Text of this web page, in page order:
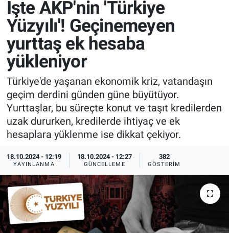
İşte AKP'nin 'Türkiye
Yüzyılı'! Geçinemeyen
yurttaş ek hesaba
yükleniyor
Türkiye'de yaşanan ekonomik kriz, vatandaşın
geçim derdini günden güne büyütüyor.
Yurttaşlar, bu süreçte konut ve taşıt kredilerden
uzak dururken, kredilerde ihtiyaç ve ek
hesaplara yüklenme ise dikkat çekiyor.
18.10.2024 - 12:19
YAYINLANMA
18.10.2024 - 12:27
GÜNCELLEME
382
GÖSTERIM
Bilim ve Teknoloji Evreni
Doğa Konuşuyor
Dünya
Ege Saati
Ege'den Esintiler
Eğlence
Ekonomi
Forum
Teknoloji
Sağlık
Spor
Yayın Akışı
İletişim
Süper Lig Puan Durumu ve Fikstür
Tüm Manşetler
Son Dakika Haberleri
Haber Arşivi